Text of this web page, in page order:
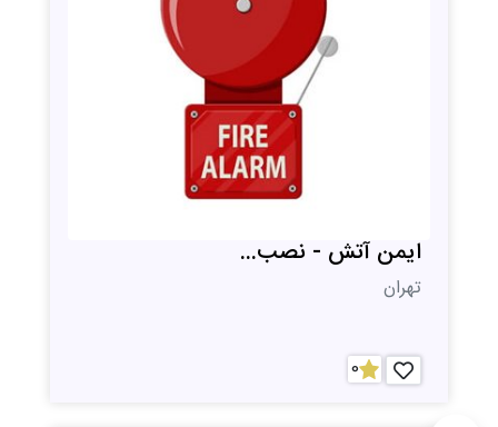
ایمن آتش - نصب...
تهران
0